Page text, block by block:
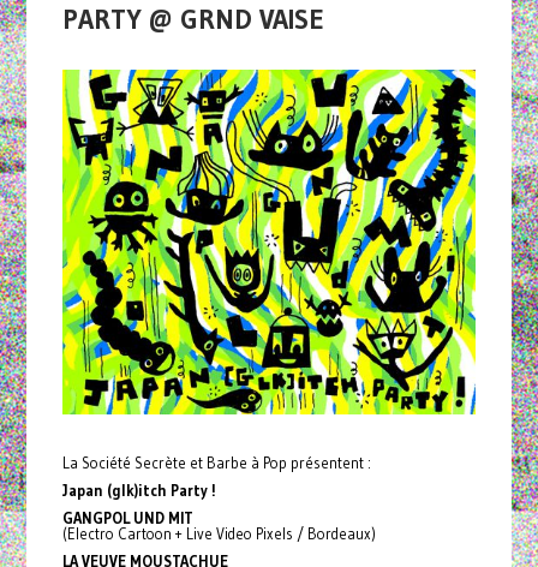
PARTY @ GRND VAISE
La Société Secrète et Barbe à Pop présentent :
Japan (glk)itch Party !
GANGPOL UND MIT
(Electro Cartoon + Live Video Pixels / Bordeaux)
LA VEUVE MOUSTACHUE